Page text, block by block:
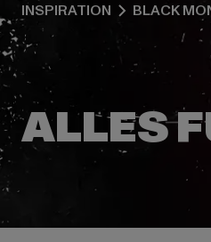
INSPIRATION BLACK